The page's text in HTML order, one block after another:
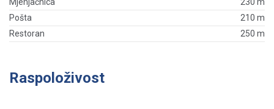
Pošta
210 m
Restoran
250 m
Raspoloživost